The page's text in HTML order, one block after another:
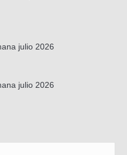
julio 2026
julio 2026